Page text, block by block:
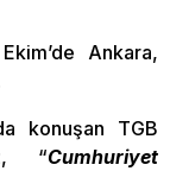
Ankara,
konuşan TGB
“Cumhuriyet